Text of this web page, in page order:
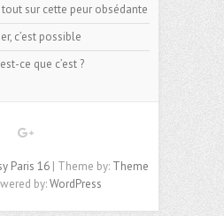
sur cette peur obsédante
c’est possible
ce que c’est ?
Paris 16| Theme by: Theme
by:WordPress